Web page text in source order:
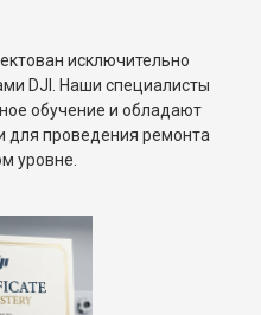
исключительно
DJI. Наши специалисты
обучение и обладают
проведения ремонта
уровне.